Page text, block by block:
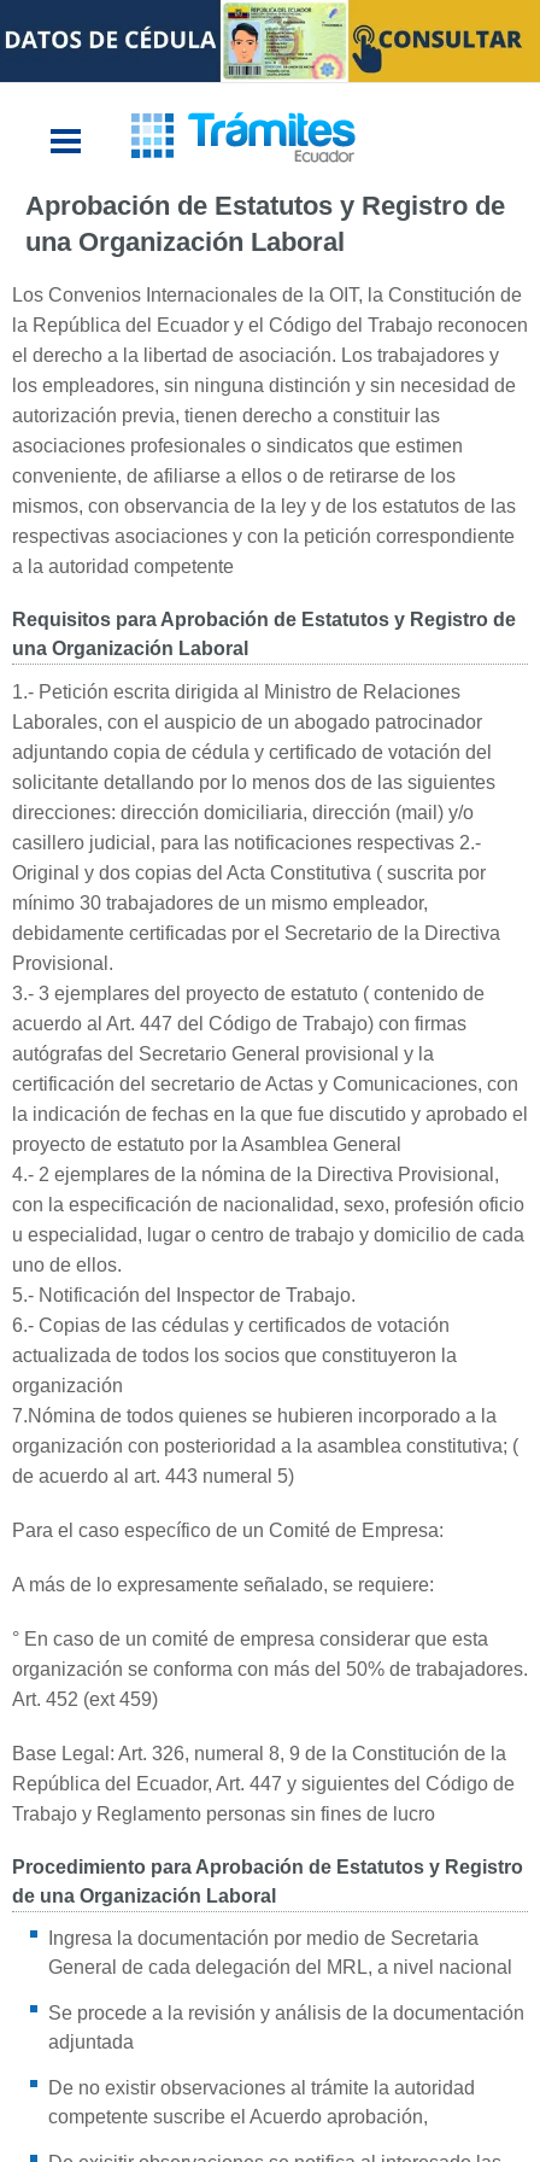
Aprobación de Estatutos y Registro de
una Organización Laboral
Los Convenios Internacionales de la OIT, la Constitución de
la República del Ecuador y el Código del Trabajo reconocen
el derecho a la libertad de asociación. Los trabajadores y
los empleadores, sin ninguna distinción y sin necesidad de
autorización previa, tienen derecho a constituir las
asociaciones profesionales o sindicatos que estimen
conveniente, de afiliarse a ellos o de retirarse de los
mismos, con observancia de la ley y de los estatutos de las
respectivas asociaciones y con la petición correspondiente
a la autoridad competente
Requisitos para Aprobación de Estatutos y Registro de
una Organización Laboral
1.- Petición escrita dirigida al Ministro de Relaciones
Laborales, con el auspicio de un abogado patrocinador
adjuntando copia de cédula y certificado de votación del
solicitante detallando por lo menos dos de las siguientes
direcciones: dirección domiciliaria, dirección (mail) y/o
casillero judicial, para las notificaciones respectivas 2.-
Original y dos copias del Acta Constitutiva ( suscrita por
mínimo 30 trabajadores de un mismo empleador,
debidamente certificadas por el Secretario de la Directiva
Provisional.
3.- 3 ejemplares del proyecto de estatuto ( contenido de
acuerdo al Art. 447 del Código de Trabajo) con firmas
autógrafas del Secretario General provisional y la
certificación del secretario de Actas y Comunicaciones, con
la indicación de fechas en la que fue discutido y aprobado el
proyecto de estatuto por la Asamblea General
4.- 2 ejemplares de la nómina de la Directiva Provisional,
con la especificación de nacionalidad, sexo, profesión oficio
u especialidad, lugar o centro de trabajo y domicilio de cada
uno de ellos.
5.- Notificación del Inspector de Trabajo.
6.- Copias de las cédulas y certificados de votación
actualizada de todos los socios que constituyeron la
organización
7.Nómina de todos quienes se hubieren incorporado a la
organización con posterioridad a la asamblea constitutiva; (
de acuerdo al art. 443 numeral 5)
Para el caso específico de un Comité de Empresa:
A más de lo expresamente señalado, se requiere:
° En caso de un comité de empresa considerar que esta
organización se conforma con más del 50% de trabajadores.
Art. 452 (ext 459)
Base Legal: Art. 326, numeral 8, 9 de la Constitución de la
República del Ecuador, Art. 447 y siguientes del Código de
Trabajo y Reglamento personas sin fines de lucro
Procedimiento para Aprobación de Estatutos y Registro
de una Organización Laboral
Ingresa la documentación por medio de Secretaria
General de cada delegación del MRL, a nivel nacional
Se procede a la revisión y análisis de la documentación
adjuntada
De no existir observaciones al trámite la autoridad
competente suscribe el Acuerdo aprobación,